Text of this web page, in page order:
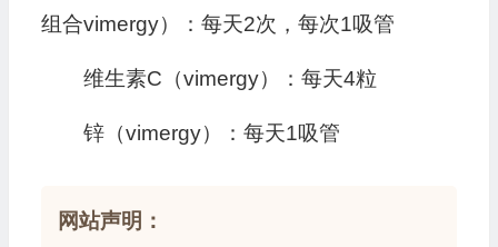
组合vimergy）：每天2次，每次1吸管
维生素C（vimergy）：每天4粒
锌（vimergy）：每天1吸管
网站声明：